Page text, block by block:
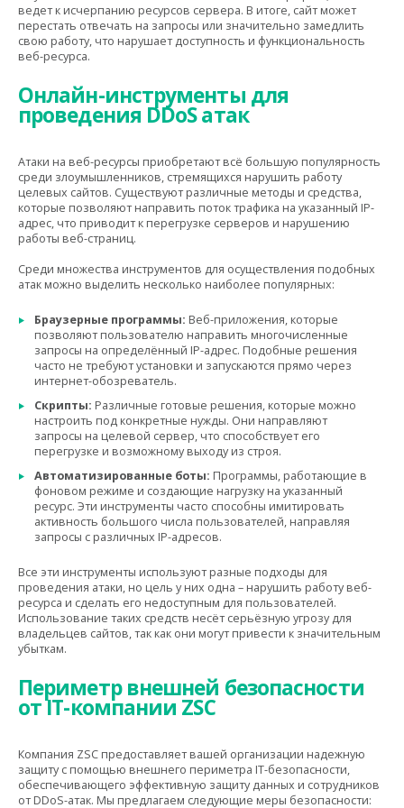
ведет к исчерпанию ресурсов сервера. В итоге, сайт может
перестать отвечать на запросы или значительно замедлить
свою работу, что нарушает доступность и функциональность
веб-ресурса.
Онлайн-инструменты для
проведения DDoS атак
Атаки на веб-ресурсы приобретают всё большую популярность
среди злоумышленников, стремящихся нарушить работу
целевых сайтов. Существуют различные методы и средства,
которые позволяют направить поток трафика на указанный IP-
адрес, что приводит к перегрузке серверов и нарушению
работы веб-страниц.
Среди множества инструментов для осуществления подобных
атак можно выделить несколько наиболее популярных:
Браузерные программы: Веб-приложения, которые
позволяют пользователю направить многочисленные
запросы на определённый IP-адрес. Подобные решения
часто не требуют установки и запускаются прямо через
интернет-обозреватель.
Скрипты: Различные готовые решения, которые можно
настроить под конкретные нужды. Они направляют
запросы на целевой сервер, что способствует его
перегрузке и возможному выходу из строя.
Автоматизированные боты: Программы, работающие в
фоновом режиме и создающие нагрузку на указанный
ресурс. Эти инструменты часто способны имитировать
активность большого числа пользователей, направляя
запросы с различных IP-адресов.
Все эти инструменты используют разные подходы для
проведения атаки, но цель у них одна – нарушить работу веб-
ресурса и сделать его недоступным для пользователей.
Использование таких средств несёт серьёзную угрозу для
владельцев сайтов, так как они могут привести к значительным
убыткам.
Периметр внешней безопасности
от IT-компании ZSC
Компания ZSC предоставляет вашей организации надежную
защиту с помощью внешнего периметра IT-безопасности,
обеспечивающего эффективную защиту данных и сотрудников
от DDoS-атак. Мы предлагаем следующие меры безопасности: